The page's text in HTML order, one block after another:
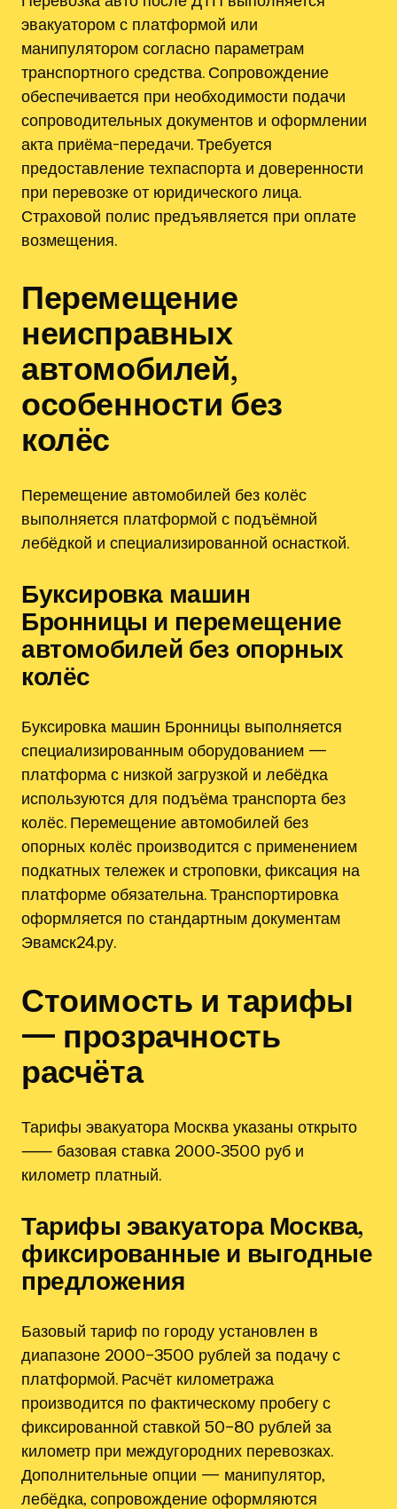
эвакуатором с платформой или
манипулятором согласно параметрам
транспортного средства. Сопровождение
обеспечивается при необходимости подачи
сопроводительных документов и оформлении
акта приёма-передачи. Требуется
предоставление техпаспорта и доверенности
при перевозке от юридического лица.
Страховой полис предъявляется при оплате
возмещения.
Перемещение
неисправных
автомобилей,
особенности без
колёс
Перемещение автомобилей без колёс
выполняется платформой с подъёмной
лебёдкой и специализированной оснасткой.
Буксировка машин
Бронницы и перемещение
автомобилей без опорных
колёс
Буксировка машин Бронницы выполняется
специализированным оборудованием —
платформа с низкой загрузкой и лебёдка
используются для подъёма транспорта без
колёс. Перемещение автомобилей без
опорных колёс производится с применением
подкатных тележек и строповки, фиксация на
платформе обязательна. Транспортировка
оформляется по стандартным документам
Эвамск24.ру.
Стоимость и тарифы
— прозрачность
расчёта
Тарифы эвакуатора Москва указаны открыто
⸺ базовая ставка 2000‑3500 руб и
километр платный.
Тарифы эвакуатора Москва,
фиксированные и выгодные
предложения
Базовый тариф по городу установлен в
диапазоне 2000–3500 рублей за подачу с
платформой. Расчёт километража
производится по фактическому пробегу с
фиксированной ставкой 50–80 рублей за
километр при междугородних перевозках.
Дополнительные опции — манипулятор,
лебёдка, сопровождение оформляются